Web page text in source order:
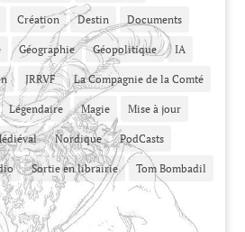
Création Destin Documents
Géographie Géopolitique IA
JRRVF La Compagnie de la Comté
Légendaire Magie Mise à jour
Nordique PodCasts
Sortie en librairie Tom Bombadil